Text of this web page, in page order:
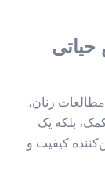
زنان،
بلکه یک
کیفیت و